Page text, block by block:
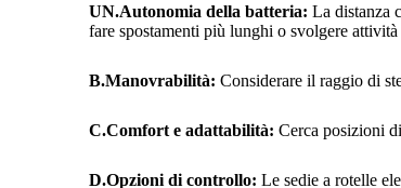
UN.Autonomia della batteria: La distanza
fare spostamenti più lunghi o svolgere attività
B.Manovrabilità: Considerare il raggio di
C.Comfort e adattabilità: Cerca posizioni
D.Opzioni di controllo: Le sedie a rotelle